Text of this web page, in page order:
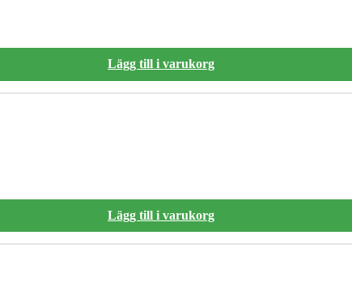
Lägg till i varukorg
Lägg till i varukorg